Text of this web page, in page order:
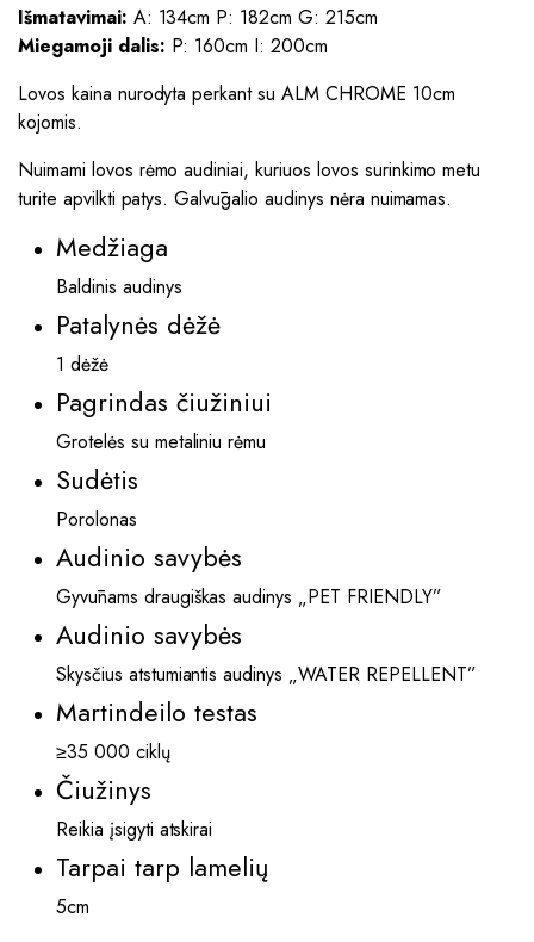
Išmatavimai: A: 134cm P: 182cm G: 215cm
Miegamoji dalis: P: 160cm I: 200cm
Lovos kaina nurodyta perkant su ALM CHROME 10cm
kojomis.
Nuimami lovos rėmo audiniai, kuriuos lovos surinkimo metu
turite apvilkti patys. Galvūgalio audinys nėra nuimamas.
Medžiaga
Baldinis audinys
Patalynės dėžė
1 dėžė
Pagrindas čiužiniui
Grotelės su metaliniu rėmu
Sudėtis
Porolonas
Audinio savybės
Gyvūnams draugiškas audinys „PET FRIENDLY”
Audinio savybės
Skysčius atstumiantis audinys „WATER REPELLENT”
Martindeilo testas
≥35 000 ciklų
Čiužinys
Reikia įsigyti atskirai
Tarpai tarp lamelių
5cm